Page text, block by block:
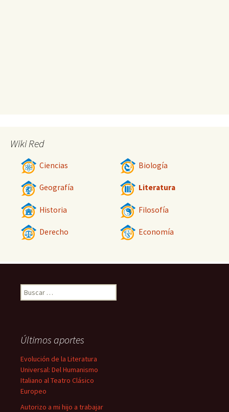
Wiki Red
Ciencias Biología
Geografía Literatura
Historia Filosofía
Derecho Economía
Buscar:
Últimos aportes
Evolución de la Literatura
Universal: Del Humanismo
Italiano al Teatro Clásico
Europeo
Autorizo a mi hijo a trabajar